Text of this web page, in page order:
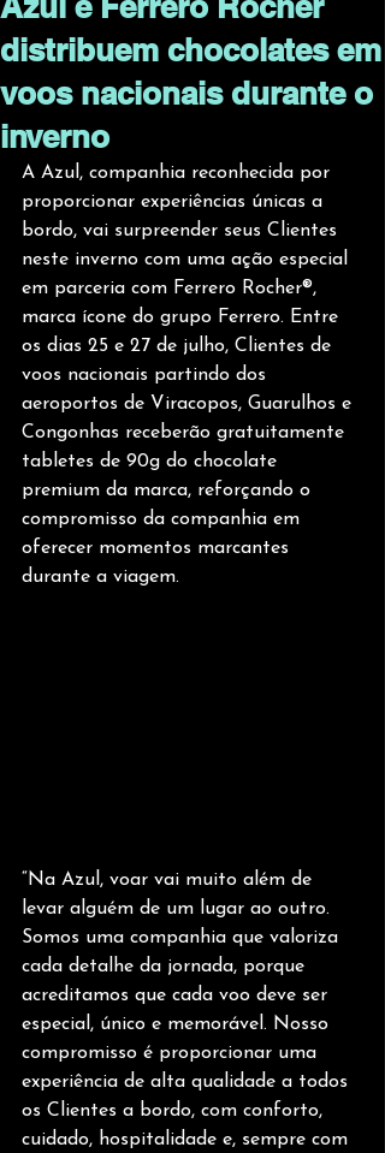
distribuem chocolates em
voos nacionais durante o
inverno
A Azul, companhia reconhecida por
proporcionar experiências únicas a
bordo, vai surpreender seus Clientes
neste inverno com uma ação especial
em parceria com Ferrero Rocher®️,
marca ícone do grupo Ferrero. Entre
os dias 25 e 27 de julho, Clientes de
voos nacionais partindo dos
aeroportos de Viracopos, Guarulhos e
Congonhas receberão gratuitamente
tabletes de 90g do chocolate
premium da marca, reforçando o
compromisso da companhia em
oferecer momentos marcantes
durante a viagem.
“Na Azul, voar vai muito além de
levar alguém de um lugar ao outro.
Somos uma companhia que valoriza
cada detalhe da jornada, porque
acreditamos que cada voo deve ser
especial, único e memorável. Nosso
compromisso é proporcionar uma
experiência de alta qualidade a todos
os Clientes a bordo, com conforto,
cuidado, hospitalidade e, sempre com